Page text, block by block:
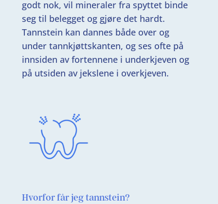
godt nok, vil mineraler fra spyttet binde
seg til belegget og gjøre det hardt.
Tannstein kan dannes både over og
under tannkjøttskanten, og ses ofte på
innsiden av fortennene i underkjeven og
på utsiden av jekslene i overkjeven.
Hvorfor får jeg tannstein?